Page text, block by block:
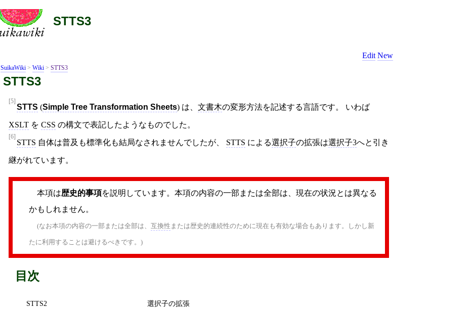
STTS3
Edit New
SuikaWiki > Wiki > STTS3
STTS3
[5]
STTS (Simple Tree Transformation Sheets) は、 文書木の変形方法を記述する言語です。 いわば
XSLT を CSS の構文で表記したようなものでした。
[6]
STTS 自体は普及も標準化も結局なされませんでしたが、 STTS による選択子の拡張は選択子3へと引き
継がれています。
本項は歴史的事項を説明しています。本項の内容の一部または全部は、現在の状況とは異なる
かもしれません。
(なお本項の内容の一部または全部は、 互換性 または歴史的連続性のために現在も有効な場合もあります。しかし新
たに利用することは避けるべきです。)
目次
STTS2 選択子の拡張